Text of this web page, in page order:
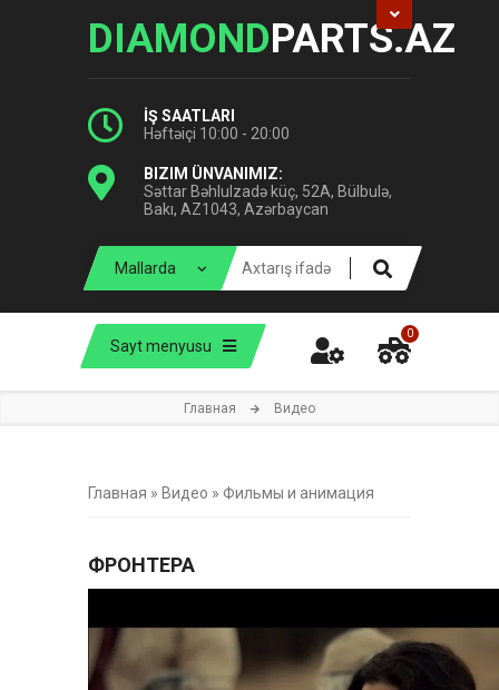
DIAMONDPARTS.AZ
İŞ SAATLARI
Həftəiçi 10:00 - 20:00
BIZIM ÜNVANIMIZ:
Səttar Bəhlulzadə küç, 52A, Bülbulə,
Bakı, AZ1043, Azərbaycan
Sayt menyusu
0
Главная Видео
Главная » Видео » Фильмы и анимация
ФРОНТЕРА